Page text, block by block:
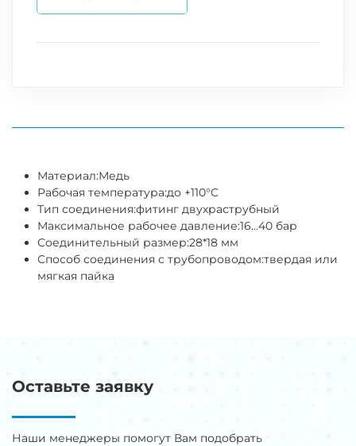
Материал:Медь
Рабочая температура:до +110°C
Тип соединения:фитинг двухраструбный
Максимальное рабочее давление:16...40 бар
Соединительный размер:28*18 мм
Способ соединения с трубопроводом:твердая или
мягкая пайка
Оставьте заявку
Наши менеджеры помогут Вам подобрать